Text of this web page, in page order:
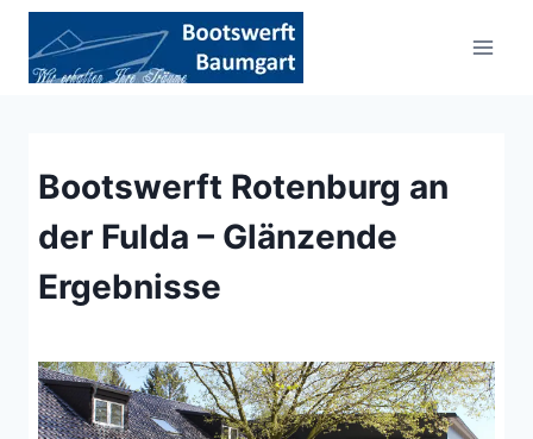
Zum
Inhalt
springen
Bootswerft Rotenburg an
der Fulda – Glänzende
Ergebnisse